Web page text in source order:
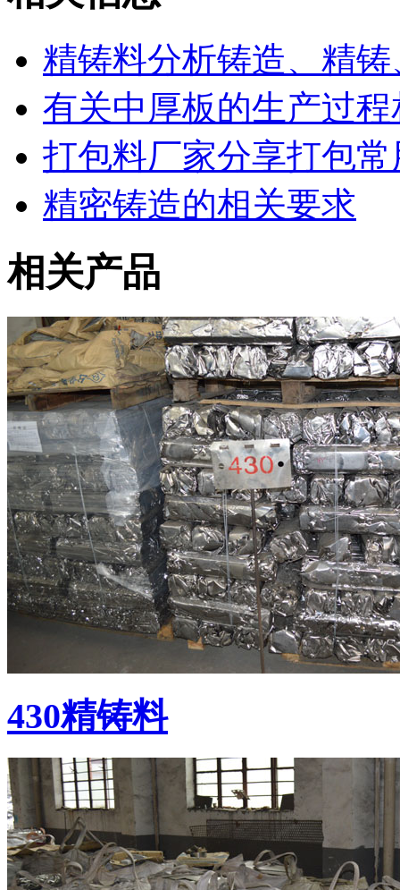
精铸料分析铸造、精
有关中厚板的生产过
打包料厂家分享打包
精密铸造的相关要求
相关产品
430精铸料